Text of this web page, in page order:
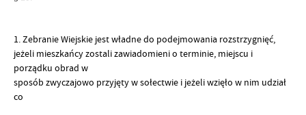
1. Zebranie Wiejskie jest władne do podejmowania rozstrzygnięć,
jeżeli mieszkańcy zostali zawiadomieni o terminie, miejscu i
porządku obrad w
sposób zwyczajowo przyjęty w sołectwie i jeżeli wzięło w nim udział
co